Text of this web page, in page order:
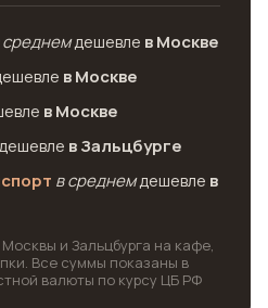
среднемдешевле в Москве
в Москве
в Москве
в Зальцбурге
в среднемдешевле в
и Зальцбурга на кафе,
Все суммы показаны в
валюты по курсу ЦБ РФ